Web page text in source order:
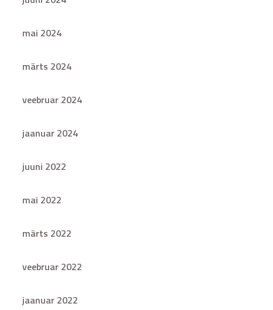
mai 2024
märts 2024
veebruar 2024
jaanuar 2024
juuni 2022
mai 2022
märts 2022
veebruar 2022
jaanuar 2022